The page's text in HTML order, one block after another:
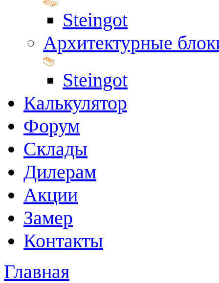
Steingot
Архитектурные
Steingot
Калькулятор
Форум
Склады
Дилерам
Акции
Замер
Контакты
Главная